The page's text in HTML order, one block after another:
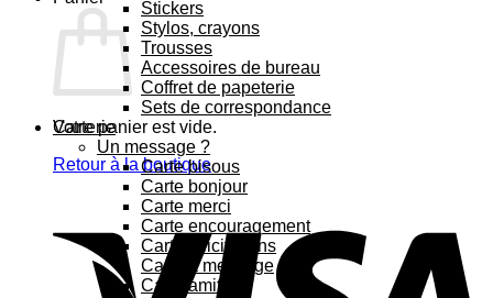
Votre panier est vide.
Retour à la boutique
Stickers
Stylos, crayons
Trousses
Accessoires de bureau
Coffret de papeterie
Sets de correspondance
Carterie
Un message ?
Carte bisous
Carte bonjour
Carte merci
Carte encouragement
Carte félicitations
Carte à message
Carte amitié